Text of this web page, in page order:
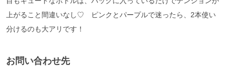
上がること間違いなし♡ ピンクとパープルで迷ったら、2本使い
分けるのも大アリです！
お問い合わせ先